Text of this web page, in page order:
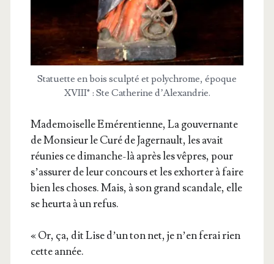
Sta­tuette en bois sculp­té et poly­chrome, époque
XVIII° : Ste Cathe­rine d’Alexandrie.
Made­moi­selle Emé­ren­tienne, La gou­ver­nante
de Mon­sieur le Curé de Jager­nault, les avait
réunies ce dimanche-là après les vêpres, pour
s’assurer de leur concours et les exhor­ter à faire
bien les choses. Mais, à son grand scan­dale, elle
se heur­ta à un refus.
« Or, ça, dit Lise d’un ton net, je n’en ferai rien
cette année.